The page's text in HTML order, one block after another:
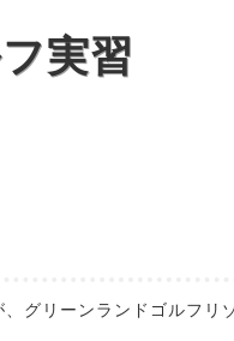
実習
グリーンランドゴルフリ